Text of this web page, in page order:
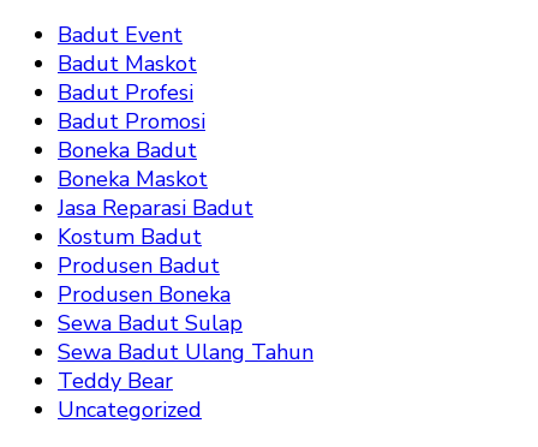
Badut Event
Badut Maskot
Badut Profesi
Badut Promosi
Boneka Badut
Boneka Maskot
Jasa Reparasi Badut
Kostum Badut
Produsen Badut
Produsen Boneka
Sewa Badut Sulap
Sewa Badut Ulang Tahun
Teddy Bear
Uncategorized